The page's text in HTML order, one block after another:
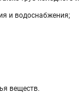
и водоснабжения;
веществ.